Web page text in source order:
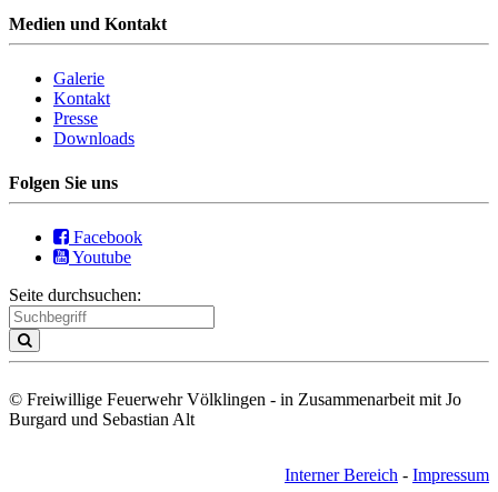
Medien und Kontakt
Galerie
Kontakt
Presse
Downloads
Folgen Sie uns
Facebook
Youtube
Seite durchsuchen:
© Freiwillige Feuerwehr Völklingen - in Zusammenarbeit mit Jo
Burgard und Sebastian Alt
Interner Bereich - Impressum